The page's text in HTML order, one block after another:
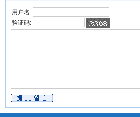
用户名:
验证码: